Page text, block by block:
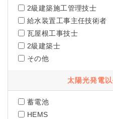
2級建築施工管理技士
給水装置工事主任技術者
瓦屋根工事技士
2級建築士
その他
太陽光発電
蓄電池
HEMS